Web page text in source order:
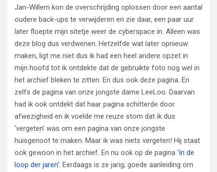
Jan-Willem kon de overschrijding oplossen door een aantal
oudere back-ups te verwijderen en zie daar, een paar uur
later floepte mijn sitetje weer de cyberspace in. Alleen was
deze blog dus verdwenen. Hetzelfde wat later opnieuw
maken, ligt me niet dus ik had een heel andere opzet in
mijn hoofd tot ik ontdekte dat de gebruikte foto nog wel in
het archief bleken te zitten. En dus ook deze pagina. En
zelfs de pagina van onze jongste dame LeeLoo. Daarvan
had ik ook ontdekt dat haar pagina schitterde door
afwezigheid en ik voelde me reuze stom dat ik dus
‘vergeten’ was om een pagina van onze jongste
huisgenoot te maken. Maar ik was niets vergeten! Hij staat
ook gewoon in het archief. En nu ook op de pagina ‘In de
loop der jaren’. Eerdaags is ze jarig; goede aanleiding om